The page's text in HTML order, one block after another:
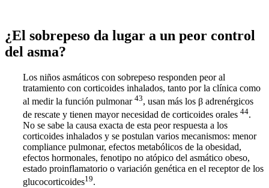
¿El sobrepeso da lugar a un peor control
del asma?
Los niños asmáticos con sobrepeso responden peor al
tratamiento con corticoides inhalados, tanto por la clínica como
al medir la función pulmonar 43, usan más los β adrenérgicos
de rescate y tienen mayor necesidad de corticoides orales 44.
No se sabe la causa exacta de esta peor respuesta a los
corticoides inhalados y se postulan varios mecanismos: menor
compliance pulmonar, efectos metabólicos de la obesidad,
efectos hormonales, fenotipo no atópico del asmático obeso,
estado proinflamatorio o variación genética en el receptor de los
glucocorticoides19.